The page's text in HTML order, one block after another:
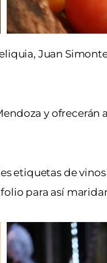
Juan
y ofrecerán
etiquetas de
para así